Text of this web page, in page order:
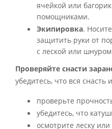
ячейкой или
помощниками.
Экипировка.
защитить руки от
с леской или
Проверяйте снасти
убедитесь, что вся снасть
проверьте
убедитесь, что
осмотрите леску